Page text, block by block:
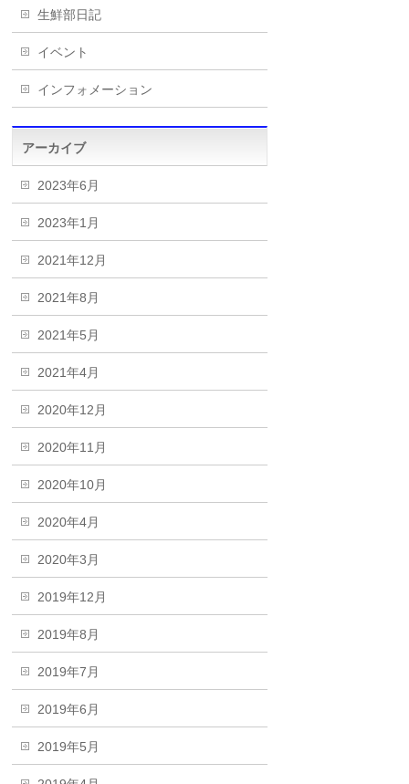
生鮮部日記
イベント
インフォメーション
アーカイブ
2023年6月
2023年1月
2021年12月
2021年8月
2021年5月
2021年4月
2020年12月
2020年11月
2020年10月
2020年4月
2020年3月
2019年12月
2019年8月
2019年7月
2019年6月
2019年5月